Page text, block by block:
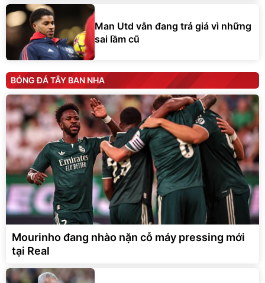
Man Utd vẫn đang trả giá vì những
sai lầm cũ
BÓNG ĐÁ TÂY BAN NHA
Mourinho đang nhào nặn cỗ máy pressing mới
tại Real